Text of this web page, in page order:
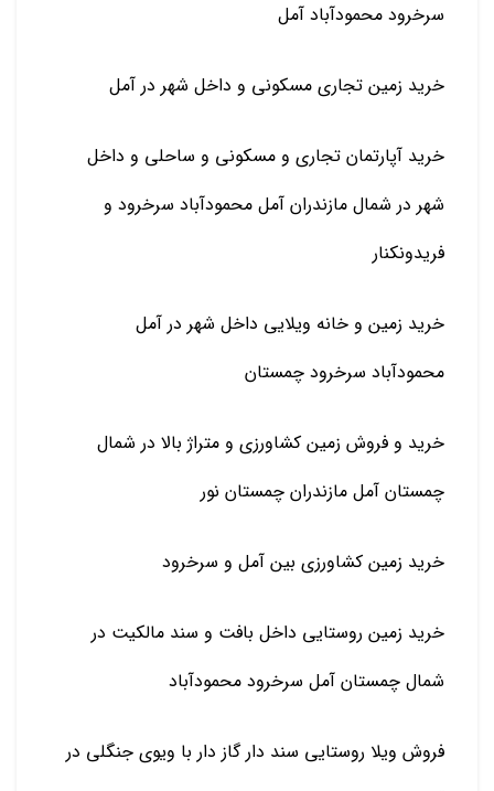
سرخرود محمودآباد آمل
خرید زمین تجاری مسکونی و داخل شهر در آمل
خرید آپارتمان تجاری و مسکونی و ساحلی و داخل
شهر در شمال مازندران آمل محمودآباد سرخرود و
فریدونکنار
خرید زمین و خانه ویلایی داخل شهر در آمل
محمودآباد سرخرود چمستان
خرید و فروش زمین کشاورزی و متراژ بالا در شمال
چمستان آمل مازندران چمستان نور
خرید زمین کشاورزی بین آمل و سرخرود
خرید زمین روستایی داخل بافت و سند مالکیت در
شمال چمستان آمل سرخرود محمودآباد
فروش ویلا روستایی سند دار گاز دار با ویوی جنگلی در